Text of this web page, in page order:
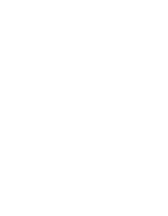
-1922)